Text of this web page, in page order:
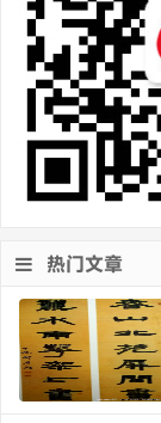
热门文章